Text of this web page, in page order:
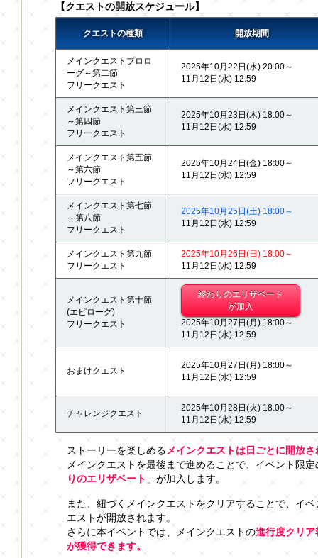
【クエストの開放スケジュール】
クエストの種類 開放期間
メインクエストプロロ
ーグ～第二節
フリークエスト
2025年10月22日(水) 20:00～
11月12日(水) 12:59
メインクエスト第三節
～第四節
フリークエスト
2025年10月23日(木) 18:00～
11月12日(水) 12:59
メインクエスト第五節
～第六節
フリークエスト
2025年10月24日(金) 18:00～
11月12日(水) 12:59
メインクエスト第七節
～第八節
フリークエスト
2025年10月25日(土) 18:00～
11月12日(水) 12:59
メインクエスト第九節
フリークエスト
2025年10月26日(日) 18:00～
11月12日(水) 12:59
メインクエスト第十節
(エピローグ)
フリークエスト
終わりのエリザベート
が加入
2025年10月27日(月) 18:00～
11月12日(水) 12:59
おまけクエスト
2025年10月27日(月) 18:00～
11月12日(水) 12:59
チャレンジクエスト
2025年10月28日(火) 18:00～
11月12日(水) 12:59
ストーリーを楽しめるメインクエストは日ごとに開放さ
メインクエストを最後まで進めることで、イベント限
りのエリザベート 」が加入します。
また、紐づくメインクエストをクリアすることで、イ
エストが開放されます。
さらに本イベントでは、メインクエストの進行度クリ
が獲得できます。